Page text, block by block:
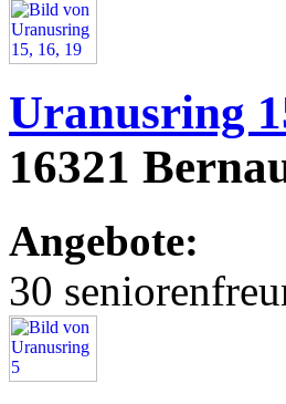
Uranusring
16321
Angebote:
30